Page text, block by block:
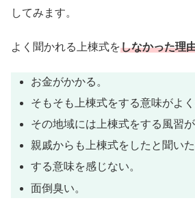
してみます。
よく聞かれる上棟式をしなかった理
お金がかかる。
そもそも上棟式をする意味がよく
その地域には上棟式をする風習が
親戚からも上棟式をしたと聞いた
する意味を感じない。
面倒臭い。